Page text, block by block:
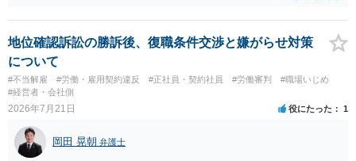
地位確認訴訟の勝訴後、復職条件交渉と嫌がらせ対策
について
#不当解雇 #労働・雇用契約違反 #正社員・契約社員 #労働審判
#職場いじめ
#経営者・会社側
2026年7月21日 役にたった 1
岡田 晃朝 弁護士